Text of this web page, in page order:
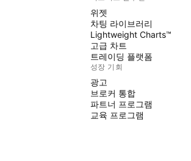
위젯
차팅 라이브러리
Lightweight Charts™
고급 차트
트레이딩 플랫폼
성장 기회
광고
브로커 통합
파트너 프로그램
교육 프로그램